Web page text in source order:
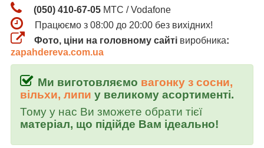
(050) 410-67-05 МТС / Vodafone
Працюємо з 08:00 до 20:00 без вихідних!
Фото, ціни на головному сайті виробника:
zapahdereva.com.ua
Ми виготовляємо вагонку з сосни,
вільхи, липи у великому асортименті.
Тому у нас Ви зможете обрати тієї
матеріал, що підійде Вам ідеально!